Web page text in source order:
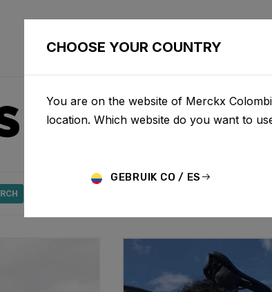
Y
CHOOSE YOUR COUNTRY
You are on the website of Merckx
location. Which website do you want to
GEBRUIK CO / ES